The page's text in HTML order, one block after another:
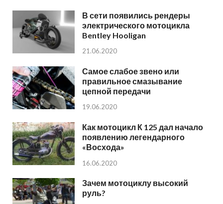
В сети появились рендеры
электрического мотоцикла
Bentley Hooligan
21.06.2020
Самое слабое звено или
правильное смазывание
цепной передачи
19.06.2020
Как мотоцикл К 125 дал начало
появлению легендарного
«Восхода»
16.06.2020
Зачем мотоциклу высокий
руль?